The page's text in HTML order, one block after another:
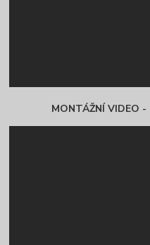
MONTÁŽNÍ VIDEO